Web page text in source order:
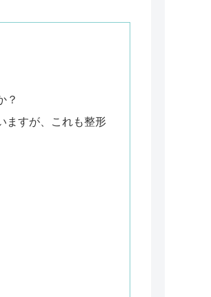
？
ますが、これも整形